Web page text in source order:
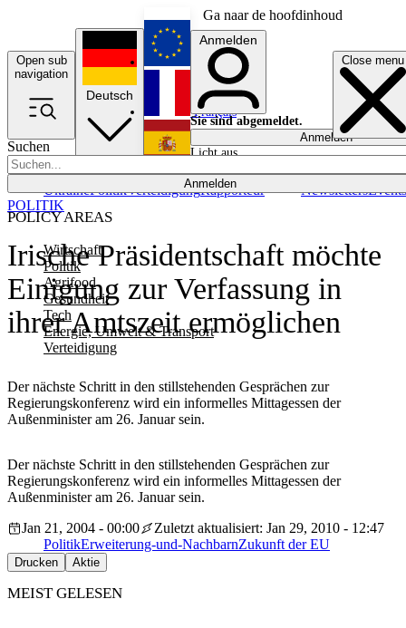
Ga naar de hoofdinhoud
Open sub
navigation
Close menu
Suchen
Anmelden
POLICY AREAS
Wirtschaft
Politik
Agrifood
Gesundheit
Tech
Energie, Umwelt & Transport
Verteidigung
UkrainePolitikVerteidigungRapporteur NewslettersEvents
Deutsch
English
Français
Anmelden
Sie sind abgemeldet.
Anmelden
Licht aus
Irische Präsidentschaft möchte
Einigung zur Verfassung in
ihrer Amtszeit ermöglichen
Der nächste Schritt in den stillstehenden Gesprächen zur
Regierungskonferenz wird ein informelles Mittagessen der
Außenminister am 26. Januar sein.
POLITIK
Der nächste Schritt in den stillstehenden Gesprächen zur
Regierungskonferenz wird ein informelles Mittagessen der
Außenminister am 26. Januar sein.
Jan 21, 2004 - 00:00
Zuletzt aktualisiert: Jan 29, 2010 - 12:47
PolitikErweiterung-und-NachbarnZukunft der EU
Drucken Aktie
MEIST GELESEN